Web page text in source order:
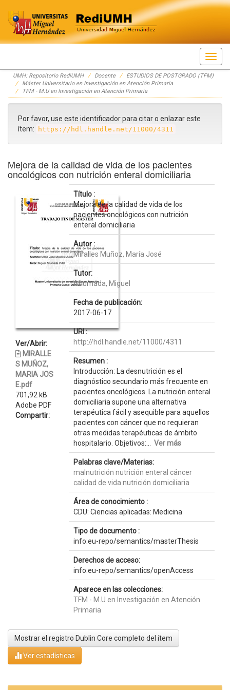
Skip
navigation
UMH: Repositorio RediUMH Docente
ESTUDIOS DE POSTGRADO (TFM)
Máster Universitario en Investigación en Atención Primaria
TFM - M.U en Investigación en Atención Primaria
Por favor, use este identificador para citar o enlazar este
ítem:
https://hdl.handle.net/11000/4311
Mejora de la calidad de vida de los pacientes
oncológicos con nutrición enteral domiciliaria
Ver/Abrir:
MIRALLE
S MUÑOZ,
MARIA JOS
E.pdf
701,92 kB
Adobe PDF
Compartir:
Título :
Mejora de la calidad de vida de los
pacientes oncológicos con nutrición
enteral domiciliaria
Autor :
Miralles Muñoz, María José
Tutor:
Ahumada, Miguel
Fecha de publicación:
2017-06-17
URI :
http://hdl.handle.net/11000/4311
Resumen :
Introducción: La desnutrición es el
diagnóstico secundario más frecuente en
pacientes oncológicos. La nutrición enteral
domiciliaria supone una alternativa
terapéutica fácil y asequible para aquellos
pacientes con cáncer que no requieran
otras medidas terapéuticas de ámbito
hospitalario. Objetivos:... Ver más
Palabras clave/Materias:
malnutrición nutrición enteral cáncer
calidad de vida nutrición domiciliaria
Área de conocimiento :
CDU: Ciencias aplicadas: Medicina
Tipo de documento :
info:eu-repo/semantics/masterThesis
Derechos de acceso:
info:eu-repo/semantics/openAccess
Aparece en las colecciones:
TFM - M.U en Investigación en Atención
Primaria
Mostrar el registro Dublin Core completo del ítem
Ver estadísticas